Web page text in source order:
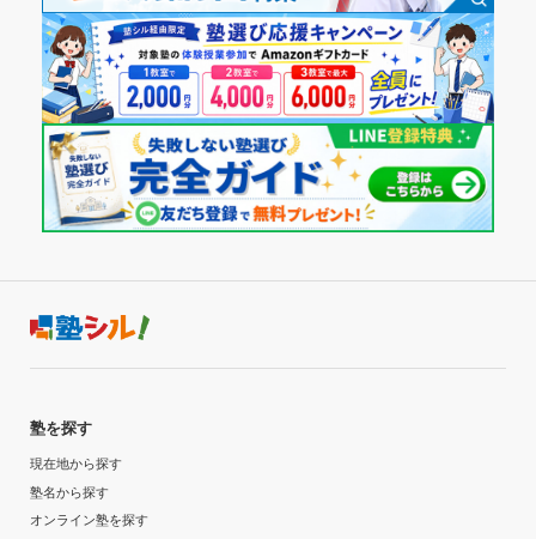
塾を探す
現在地から探す
塾名から探す
オンライン塾を探す